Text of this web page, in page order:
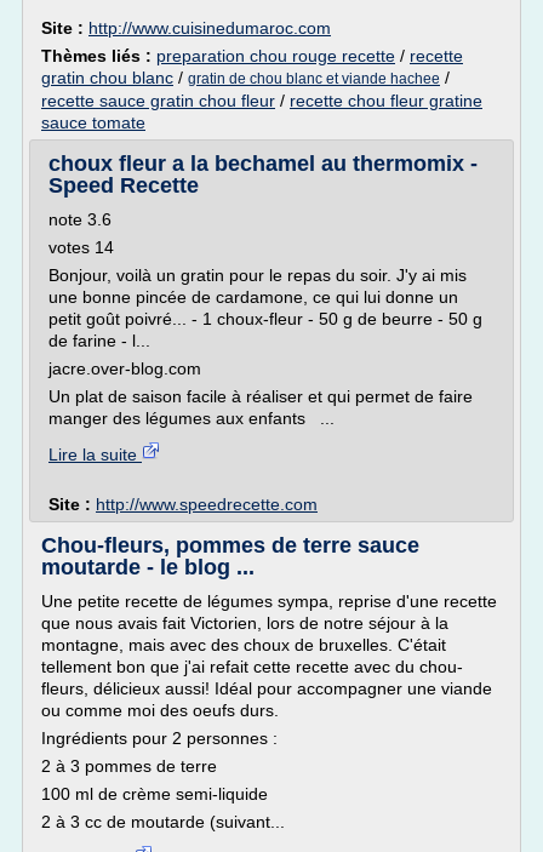
Site : http://www.cuisinedumaroc.com
Thèmes liés : preparation chou rouge recette / recette
gratin chou blanc / gratin de chou blanc et viande hachee /
recette sauce gratin chou fleur / recette chou fleur gratine
sauce tomate
choux fleur a la bechamel au thermomix -
Speed Recette
note 3.6
votes 14
Bonjour, voilà un gratin pour le repas du soir. J'y ai mis
une bonne pincée de cardamone, ce qui lui donne un
petit goût poivré... - 1 choux-fleur - 50 g de beurre - 50 g
de farine - l...
jacre.over-blog.com
Un plat de saison facile à réaliser et qui permet de faire
manger des légumes aux enfants ...
Lire la suite
Site : http://www.speedrecette.com
Chou-fleurs, pommes de terre sauce
moutarde - le blog ...
Une petite recette de légumes sympa, reprise d'une recette
que nous avais fait Victorien, lors de notre séjour à la
montagne, mais avec des choux de bruxelles. C'était
tellement bon que j'ai refait cette recette avec du chou-
fleurs, délicieux aussi! Idéal pour accompagner une viande
ou comme moi des oeufs durs.
Ingrédients pour 2 personnes :
2 à 3 pommes de terre
100 ml de crème semi-liquide
2 à 3 cc de moutarde (suivant...